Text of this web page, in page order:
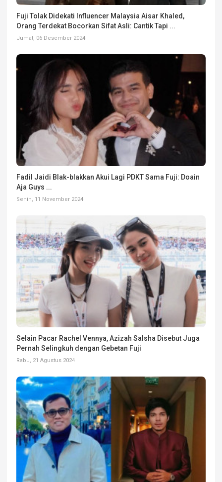
Fuji Tolak Didekati Influencer Malaysia Aisar Khaled,
Orang Terdekat Bocorkan Sifat Asli: Cantik Tapi ...
Jumat, 06 Desember 2024
Fadil Jaidi Blak-blakkan Akui Lagi PDKT Sama Fuji: Doain
Aja Guys ...
Senin, 11 November 2024
Selain Pacar Rachel Vennya, Azizah Salsha Disebut Juga
Pernah Selingkuh dengan Gebetan Fuji
Rabu, 21 Agustus 2024